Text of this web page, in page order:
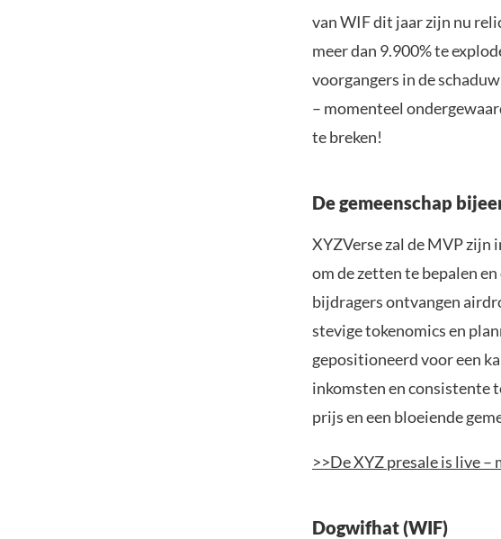
van WIF dit jaar zijn nu
meer dan 9.900% te
voorgangers in de
– momenteel
te breken!
De gemeenschap
XYZVerse zal de MVP zijn
om de zetten te bepalen
bijdragers ontvangen
stevige tokenomics en
gepositioneerd voor een
inkomsten en consistente
prijs en een bloeiende
>>De XYZ presale is live
Dogwifhat (WIF)